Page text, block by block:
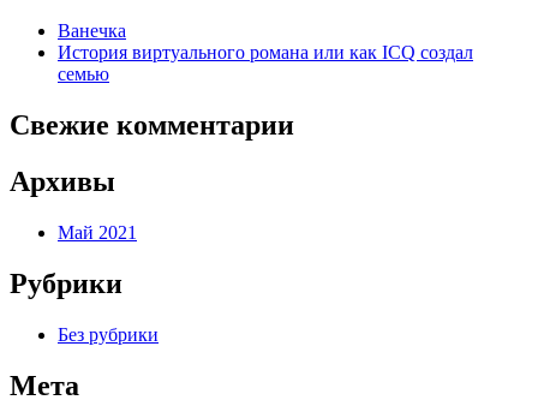
Ванечка
История виртуального романа или как ICQ создал
семью
Свежие комментарии
Архивы
Май 2021
Рубрики
Без рубрики
Мета